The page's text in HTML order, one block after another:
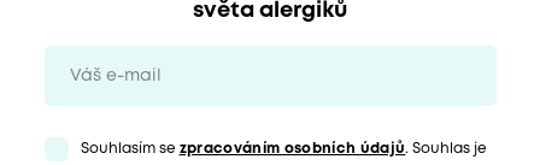
světa alergiků
Souhlasím se zpracováním osobních údajů. Souhlas je